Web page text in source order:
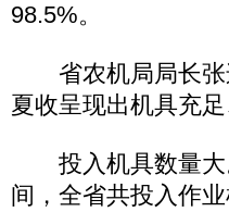
98.5%。
省农机局局长张
夏收呈现出机具充
投入机具数量大
间，全省共投入作